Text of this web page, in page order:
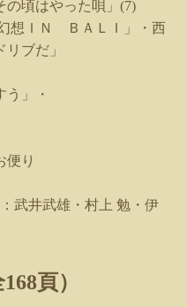
頃はやった唄」 (7)
想ＩＮ ＢＡＬＩ」・西
ブだ」
」・
便り
武井武雄・村上 勉・伊
168 頁）